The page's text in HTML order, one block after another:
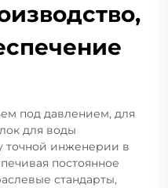
под давлением, для
для воды
точной инженерии в
постоянное
стандарты,